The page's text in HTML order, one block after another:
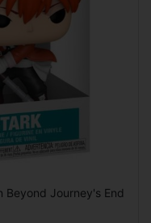
Beyond Journey's End